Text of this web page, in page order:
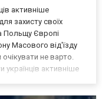
активніше
захисту своїх
Польщу Європі
Масового від'їзду
очікувати не варто.
українців активніше